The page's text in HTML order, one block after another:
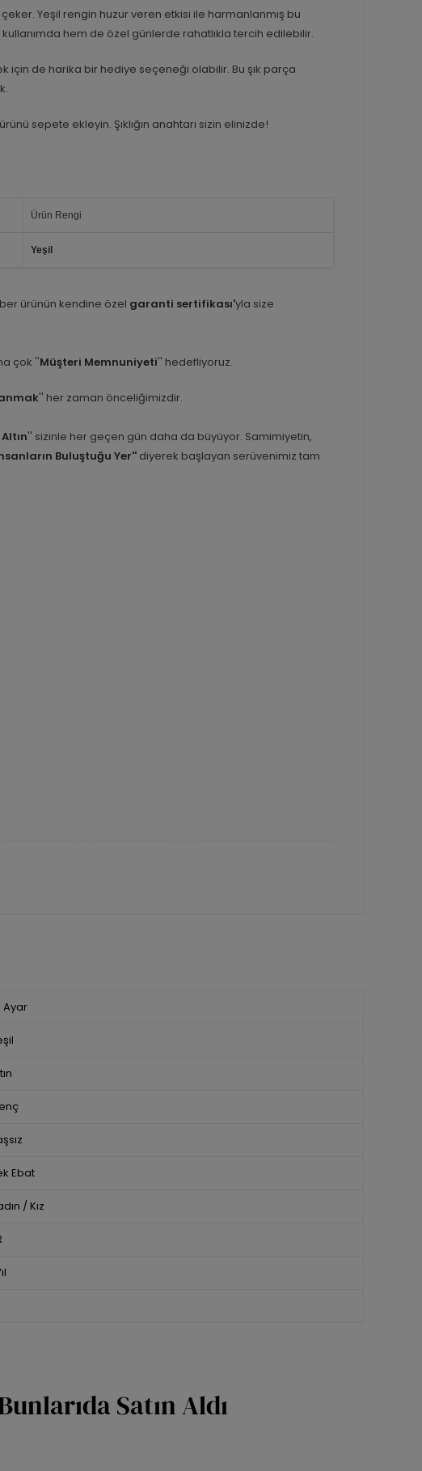
Yeşil rengin huzur veren etkisi ile harmanlanmış bu
hem de özel günlerde rahatlıkla tercih edilebilir.
için de harika bir hediye seçeneği olabilir. Bu şık parça
sepete ekleyin. Şıklığın anahtarı sizin elinizde!
Ürün Rengi
Yeşil
ürünün kendine özel garanti sertifikası'yla size
çok ''Müşteri Memnuniyeti'' hedefliyoruz.
'' her zaman önceliğimizdir.
'' sizinle her geçen gün daha da büyüyor. Samimiyetin,
Buluştuğu Yer'' diyerek başlayan serüvenimiz tam
Ayar
Ebat
/ Kız
Satın Aldı